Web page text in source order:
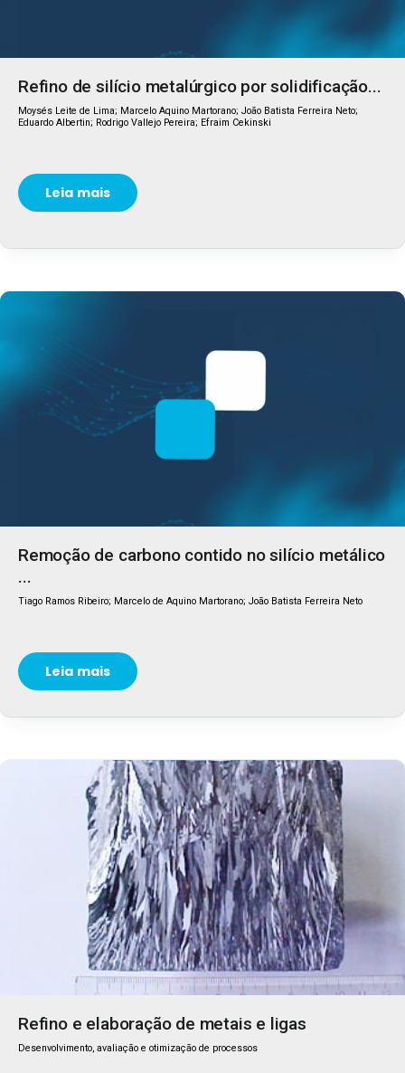
Refino de silício metalúrgico por solidificação...
Moysés Leite de Lima; Marcelo Aquino Martorano; João Batista Ferreira Neto;
Eduardo Albertin; Rodrigo Vallejo Pereira; Efraim Cekinski
Leia mais
Remoção de carbono contido no silício metálico
...
Tiago Ramos Ribeiro; Marcelo de Aquino Martorano; João Batista Ferreira Neto
Leia mais
Refino e elaboração de metais e ligas
Desenvolvimento, avaliação e otimização de processos